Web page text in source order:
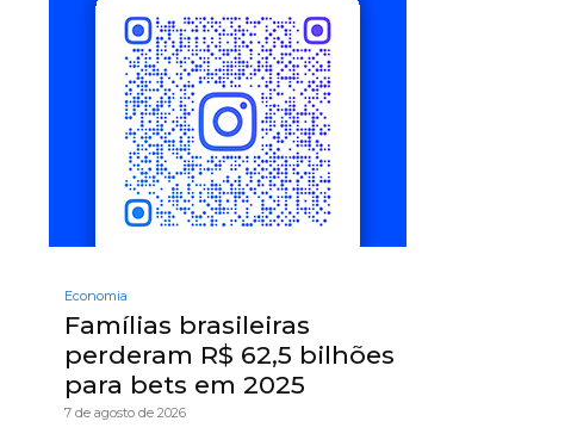
Economia
Famílias brasileiras
perderam R$ 62,5 bilhões
para bets em 2025
7 de agosto de 2026